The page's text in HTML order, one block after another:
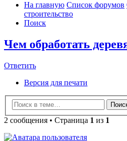
На главную Список форумов
строительство
Поиск
Чем обработать
Ответить
Ответить
Версия для печати
2 сообщения • Страница 1 из 1